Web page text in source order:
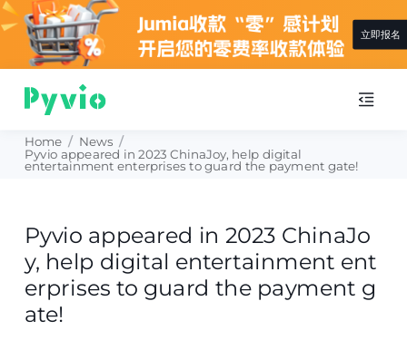
立即报名
Home / News /
Pyvio appeared in 2023 ChinaJoy, help digital
entertainment enterprises to guard the payment gate!
Pyvio appeared in 2023 ChinaJo
y, help digital entertainment ent
erprises to guard the payment g
ate!